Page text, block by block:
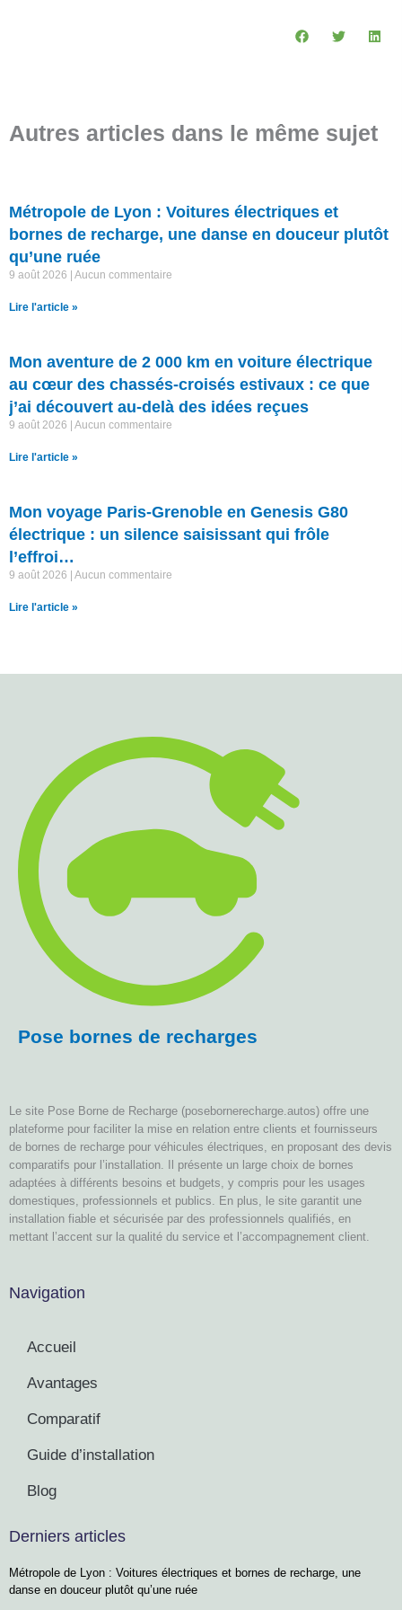
Autres articles dans le même sujet
Métropole de Lyon : Voitures électriques et
bornes de recharge, une danse en douceur plutôt
qu’une ruée
9 août 2026 Aucun commentaire
Lire l'article »
Mon aventure de 2 000 km en voiture électrique
au cœur des chassés-croisés estivaux : ce que
j’ai découvert au-delà des idées reçues
9 août 2026 Aucun commentaire
Lire l'article »
Mon voyage Paris-Grenoble en Genesis G80
électrique : un silence saisissant qui frôle
l’effroi…
9 août 2026 Aucun commentaire
Lire l'article »
Pose bornes de recharges
Le site Pose Borne de Recharge (posebornerecharge.autos) offre une
plateforme pour faciliter la mise en relation entre clients et fournisseurs
de bornes de recharge pour véhicules électriques, en proposant des devis
comparatifs pour l’installation. Il présente un large choix de bornes
adaptées à différents besoins et budgets, y compris pour les usages
domestiques, professionnels et publics. En plus, le site garantit une
installation fiable et sécurisée par des professionnels qualifiés, en
mettant l’accent sur la qualité du service et l’accompagnement client.
Navigation
Accueil
Avantages
Comparatif
Guide d’installation
Blog
Derniers articles
Métropole de Lyon : Voitures électriques et bornes de recharge, une
danse en douceur plutôt qu’une ruée